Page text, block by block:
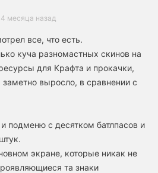
4 месяца назад
все, что есть.
куча разномастных скинов на
для Крафта и прокачки,
заметно выросло, в сравнении с
подменю с десятком батлпасов и
экране, которые никак не
та знаки